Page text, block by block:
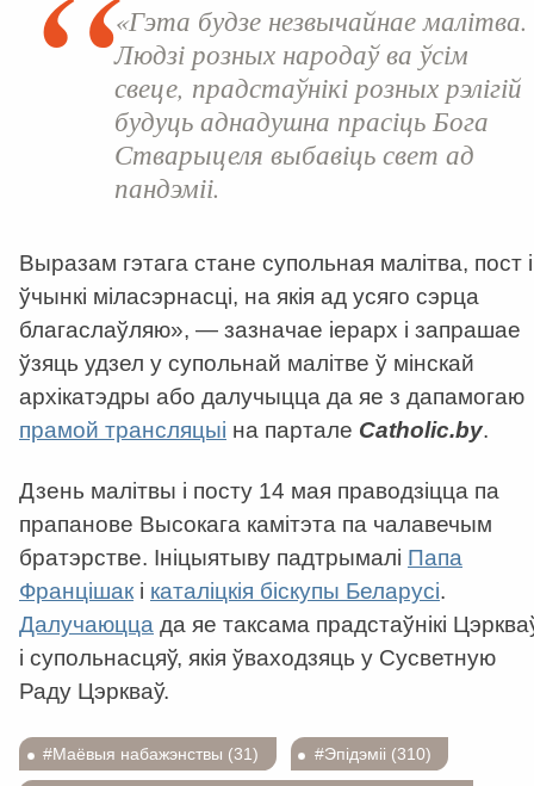
«Гэта будзе незвычайнае малітва.
Людзі розных народаў ва ўсім
свеце, прадстаўнікі розных рэлігій
будуць аднадушна прасіць Бога
Стварыцеля выбавіць свет ад
пандэміі.
Выразам гэтага стане супольная малітва, пост і
ўчынкі міласэрнасці, на якія ад усяго сэрца
благаслаўляю», — зазначае іерарх і запрашае
ўзяць удзел у супольнай малітве ў мінскай
архікатэдры або далучыцца да яе з дапамогаю
прамой трансляцыі на партале Catholic.by.
Дзень малітвы і посту 14 мая праводзіцца па
прапанове Высокага камітэта па чалавечым
братэрстве. Ініцыятыву падтрымалі Папа
Францішак і каталіцкія біскупы Беларусі.
Далучаюцца да яе таксама прадстаўнікі
і супольнасцяў, якія ўваходзяць у Сусветную
Раду Цэркваў.
#Маёвыя набажэнствы (31) #Эпідэміі (310)